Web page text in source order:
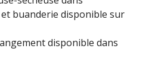
buanderie disponible sur
disponible dans